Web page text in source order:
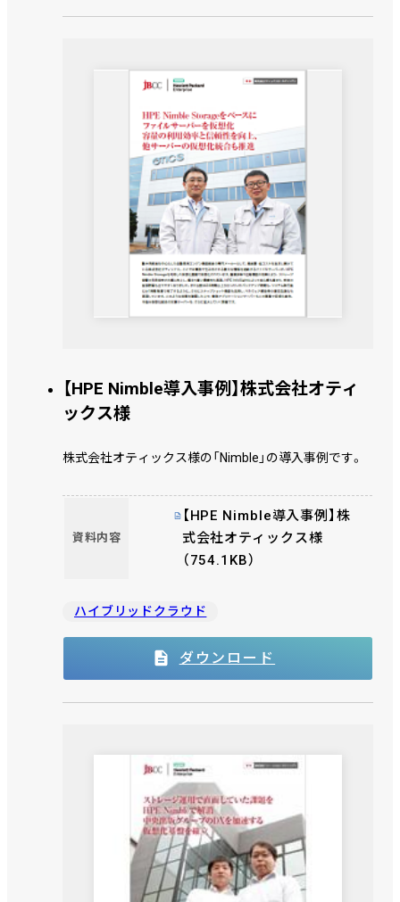
【HPE Nimble導入事例】株式会社オティ
ックス様
株式会社オティックス様の「Nimble」の導入事例です。
資料内容
【HPE Nimble導入事例】株
式会社オティックス様
（754.1KB）
ハイブリッドクラウド
ダウンロード